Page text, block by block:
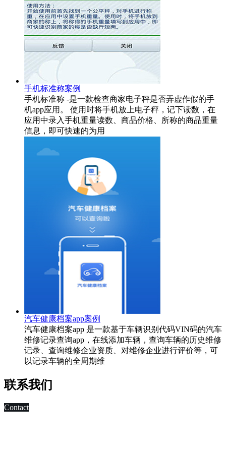
手机标准称案例
手机标准称 -是一款检查商家电子秤是否弄虚作假的手
机app应用。 使用时将手机放上电子秤，记下读数，在
应用中录入手机重量读数、商品价格、所称的商品重量
信息，即可快速的为用
汽车健康档案app案例
汽车健康档案app 是一款基于车辆识别代码VIN码的汽车
维修记录查询app，在线添加车辆，查询车辆的历史维修
记录、查询维修企业资质、对维修企业进行评价等，可
以记录车辆的全周期维
联系我们
Contact